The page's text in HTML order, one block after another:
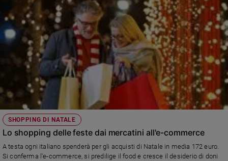
SHOPPING DI NATALE
Lo shopping delle feste dai mercatini all'e-commerce
A testa ogni italiano spenderà per gli acquisti di Natale in media 172 euro.
Si conferma l'e-commerce, si predilige il food e cresce il desiderio di doni